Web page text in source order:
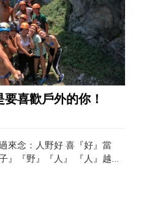
喜歡戶外的你！
來念：人野好 喜『好』當
』『野』『人』 『人』越
： 好野人創立於2009年，
劃團隊，已有15年的帶隊